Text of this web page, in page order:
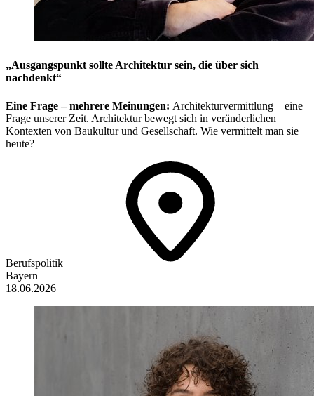
„Ausgangspunkt sollte Architektur sein, die über sich
nachdenkt“
Eine Frage – mehrere Meinungen: Architekturvermittlung – eine
Frage unserer Zeit. Architektur bewegt sich in veränderlichen
Kontexten von Baukultur und Gesellschaft. Wie vermittelt man sie
heute?
Berufspolitik
Bayern
18.06.2026